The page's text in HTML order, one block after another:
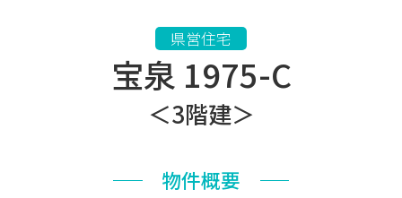
緊急通報システムについて
賃貸店舗・事務所
よくある質問
ぐんま住まいの
現在お住まい
県営住宅
宝泉 1975-C
＜3階建＞
物件概要